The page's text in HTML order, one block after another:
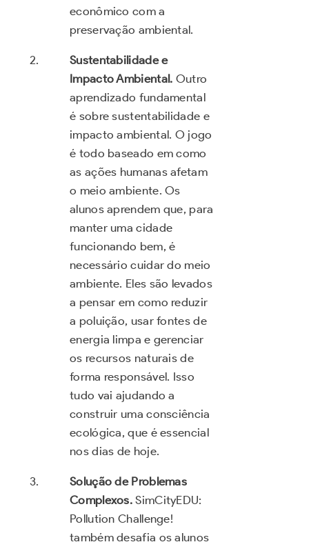
econômico com a
preservação ambiental.
Sustentabilidade e
Impacto Ambiental. Outro
aprendizado fundamental
é sobre sustentabilidade e
impacto ambiental. O jogo
é todo baseado em como
as ações humanas afetam
o meio ambiente. Os
alunos aprendem que, para
manter uma cidade
funcionando bem, é
necessário cuidar do meio
ambiente. Eles são levados
a pensar em como reduzir
a poluição, usar fontes de
energia limpa e gerenciar
os recursos naturais de
forma responsável. Isso
tudo vai ajudando a
construir uma consciência
ecológica, que é essencial
nos dias de hoje.
Solução de Problemas
Complexos.SimCityEDU:
Pollution Challenge!
também desafia os alunos